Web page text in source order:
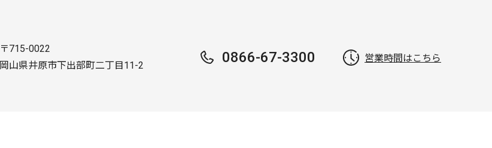
〒715-0022
岡山県井原市下出部町二丁目11-2
0866-67-3300 営業時間はこちら